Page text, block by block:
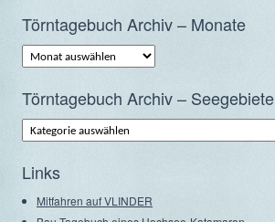
Törntagebuch Archiv – Monate
Törntagebuch
Archiv
–
Törntagebuch Archiv – Seegebiete
Törntagebuch
Archiv
–
Links
Mitfahren auf VLINDER